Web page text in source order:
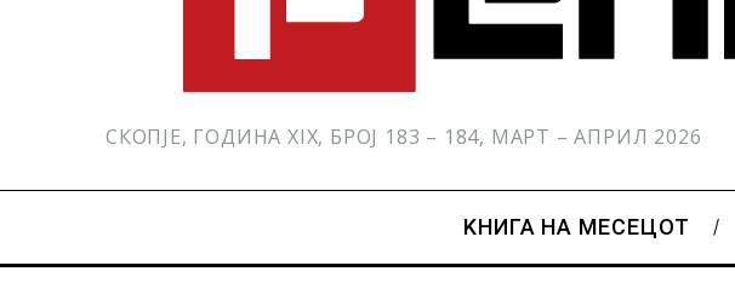
СКОПЈЕ, ГОДИНА XIX, БРОЈ 183 – 184, МАРТ – АПРИЛ 2026
KНИГА НА МЕСЕЦОТ